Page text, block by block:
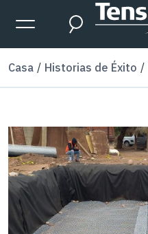
Skip to main content
Expanded Menu Toggle
Search
Casa Historias de Éxito